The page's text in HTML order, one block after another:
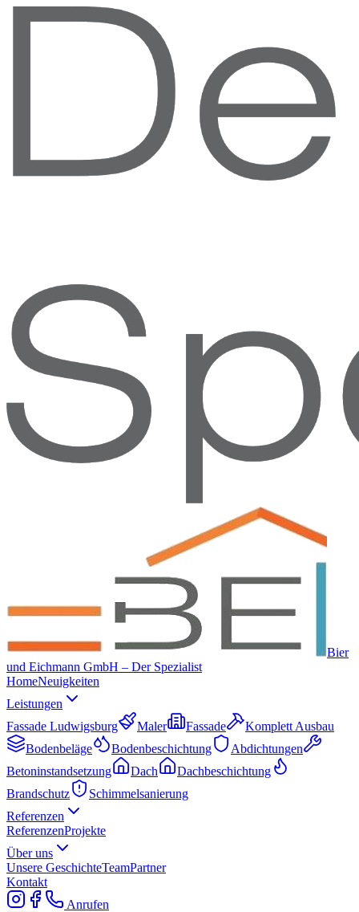
Bier
und Eichmann GmbH – Der Spezialist
HomeNeuigkeiten
Leistungen
Fassade Ludwigsburg
Maler Fassade
Komplett Ausbau
Bodenbeläge
Bodenbeschichtung
Abdichtungen
Betoninstandsetzung
Dach
Dachbeschichtung
Brandschutz
Schimmelsanierung
Referenzen
ReferenzenProjekte
Über uns
Unsere GeschichteTeamPartner
Kontakt
Anrufen